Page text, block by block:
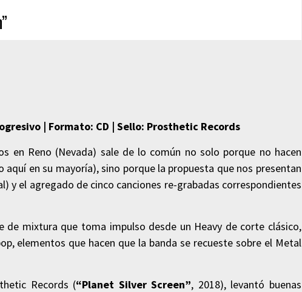
| Formato: CD | Sello: Prosthetic Records
en Reno (Nevada) sale de lo común no solo porque no hacen
en su mayoría), sino porque la propuesta que nos presentan
y el agregado de cinco canciones re-grabadas correspondientes
de mixtura que toma impulso desde un Heavy de corte clásico,
elementos que hacen que la banda se recueste sobre el Metal
Records (“Planet Silver Screen”, 2018), levantó buenas